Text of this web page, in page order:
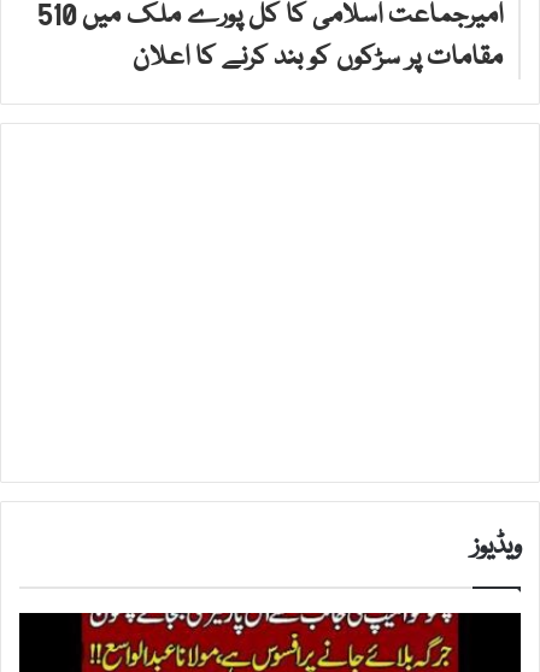
امیرجماعت اسلامی کا کل پورے ملک میں 510
مقامات پر سڑکوں کو بند کرنے کا اعلان
ویڈیوز